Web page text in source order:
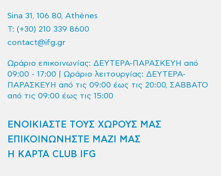
Sina 31, 106 80, Athènes
T: (+30) 210 339 8600
contact@ifg.gr
Ωράριο επικοινωνίας: ΔΕΥΤΕΡΑ-ΠΑΡΑΣΚΕΥΗ από
09:00 - 17:00 | Ωράριο λειτουργίας: ΔΕΥΤΕΡΑ-
ΠΑΡΑΣΚΕΥΗ από τις 09:00 έως τις 20:00, ΣΑΒΒΑΤΟ
από τις 09:00 έως τις 15:00
ΕΝΟΙΚΙΑΣΤΕ ΤΟΥΣ ΧΩΡΟΥΣ ΜΑΣ
ΕΠΙΚΟΙΝΩΝΗΣΤΕ ΜΑΖΙ ΜΑΣ
Η ΚΑΡΤΑ CLUB IFG